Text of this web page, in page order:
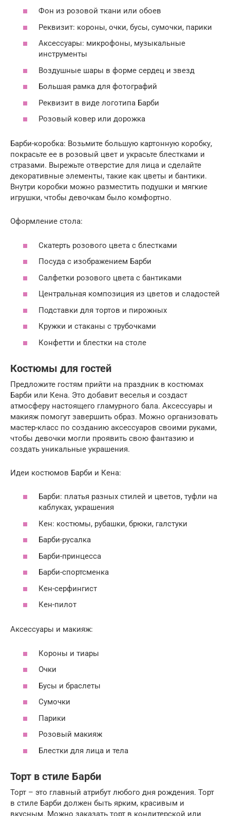
Фон из розовой ткани или обоев
Реквизит: короны, очки, бусы, сумочки, парики
Аксессуары: микрофоны, музыкальные
инструменты
Воздушные шары в форме сердец и звезд
Большая рамка для фотографий
Реквизит в виде логотипа Барби
Розовый ковер или дорожка
Барби-коробка: Возьмите большую картонную коробку,
покрасьте ее в розовый цвет и украсьте блестками и
стразами. Вырежьте отверстие для лица и сделайте
декоративные элементы, такие как цветы и бантики.
Внутри коробки можно разместить подушки и мягкие
игрушки, чтобы девочкам было комфортно.
Оформление стола:
Скатерть розового цвета с блестками
Посуда с изображением Барби
Салфетки розового цвета с бантиками
Центральная композиция из цветов и сладостей
Подставки для тортов и пирожных
Кружки и стаканы с трубочками
Конфетти и блестки на столе
Костюмы для гостей
Предложите гостям прийти на праздник в костюмах
Барби или Кена. Это добавит веселья и создаст
атмосферу настоящего гламурного бала. Аксессуары и
макияж помогут завершить образ. Можно организовать
мастер-класс по созданию аксессуаров своими руками,
чтобы девочки могли проявить свою фантазию и
создать уникальные украшения.
Идеи костюмов Барби и Кена:
Барби: платья разных стилей и цветов, туфли на
каблуках, украшения
Кен: костюмы, рубашки, брюки, галстуки
Барби-русалка
Барби-принцесса
Барби-спортсменка
Кен-серфингист
Кен-пилот
Аксессуары и макияж:
Короны и тиары
Очки
Бусы и браслеты
Сумочки
Парики
Розовый макияж
Блестки для лица и тела
Торт в стиле Барби
Торт – это главный атрибут любого дня рождения. Торт
в стиле Барби должен быть ярким, красивым и
вкусным. Можно заказать торт в кондитерской или